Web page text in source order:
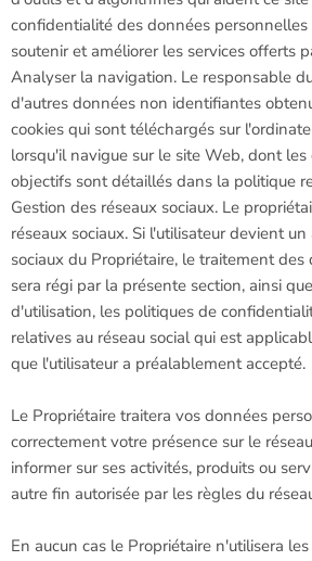
confidentialité des données personnelles
soutenir et améliorer les services offerts
Analyser la navigation. Le responsable
d'autres données non identifiantes
cookies qui sont téléchargés sur
lorsqu'il navigue sur le site Web, dont
objectifs sont détaillés dans la politique
Gestion des réseaux sociaux. Le
réseaux sociaux. Si l'utilisateur devient
sociaux du Propriétaire, le traitement
sera régi par la présente section, ainsi
d'utilisation, les politiques de
relatives au réseau social qui est
que l'utilisateur a préalablement accepté.
Le Propriétaire traitera vos données
correctement votre présence sur le
informer sur ses activités, produits ou
autre fin autorisée par les règles du
En aucun cas le Propriétaire n'utilisera